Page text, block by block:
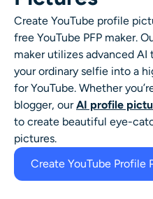
Générateur de tirs à la tête
Créateur de photos
Outils vidéo
Effets vidéo
Amplificateur vidéo
Create YouTube profile
free YouTube PFP maker.
maker utilizes advanced
your ordinary selfie into a
for YouTube. Whether
blogger, ourAI profile
to create beautiful eye-
pictures.
Create YouTube Profile